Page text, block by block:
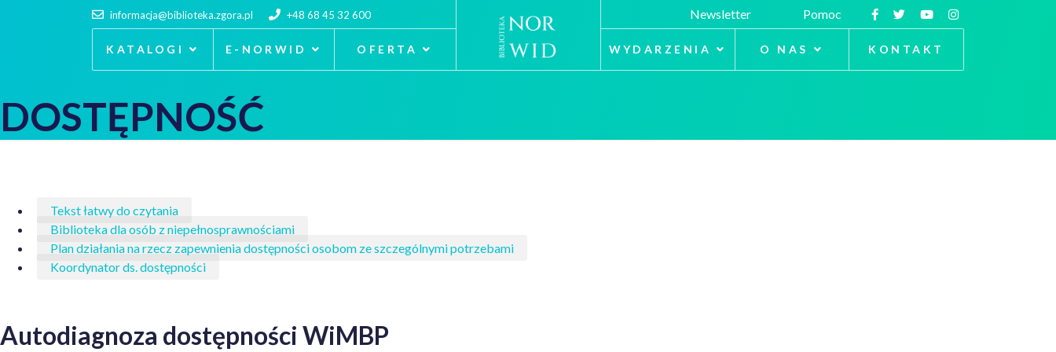
informacja@biblioteka.zgora.pl +48 68 45 32 600
KATALOGI E-NORWID OFERTA
Newsletter Pomoc
WYDARZENIA O NAS KONTAKT
DOSTĘPNOŚĆ
Tekst łatwy do czytania
Biblioteka dla osób z niepełnosprawnościami
Plan działania na rzecz zapewnienia dostępności osobom ze szczególnymi potrzebami
Koordynator ds. dostępności
Autodiagnoza dostępności WiMBP